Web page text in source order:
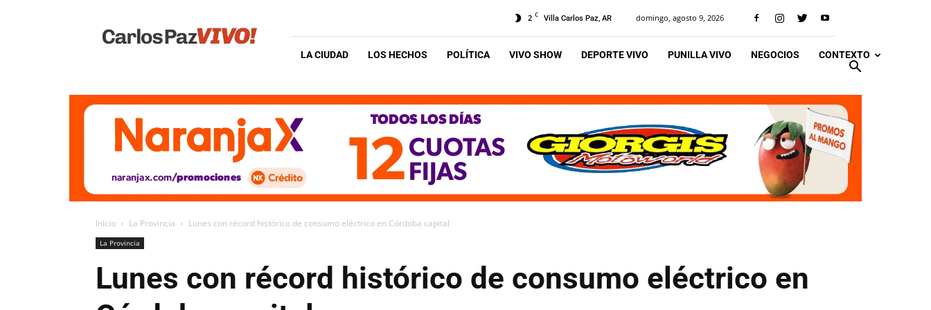
Vivo
2 C Villa Carlos Paz, AR domingo, agosto 9, 2026
LA CIUDAD LOS HECHOS POLÍTICA VIVO SHOW DEPORTE VIVO PUNILLA VIVO NEGOCIOS CONTEXTO
Inicio La Provincia Lunes con récord histórico de consumo eléctrico en Córdoba capital
La Provincia
Lunes con récord histórico de consumo eléctrico en